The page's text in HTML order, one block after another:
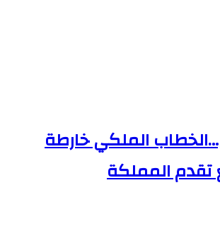
الملكي خارطة
تقدم المملكة